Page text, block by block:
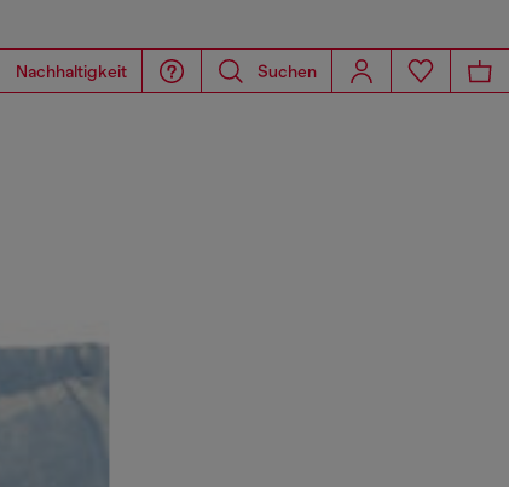
Nachhaltigkeit Suchen